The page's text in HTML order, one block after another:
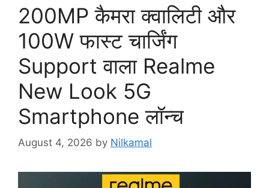
200MP कैमरा क्वालिटी और
100W फास्ट चार्जिंग
Support वाला Realme
New Look 5G
Smartphone लॉन्च
August 4, 2026 by Nilkamal